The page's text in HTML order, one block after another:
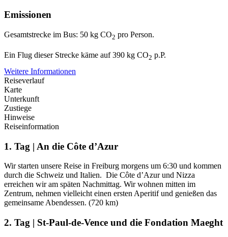
Emissionen
Gesamtstrecke im Bus: 50 kg CO2 pro Person.
Ein Flug dieser Strecke käme auf 390 kg CO2 p.P.
Weitere Informationen
Reiseverlauf
Karte
Unterkunft
Zustiege
Hinweise
Reiseinformation
1. Tag | An die Côte d’Azur
Wir starten unsere Reise in Freiburg morgens um 6:30 und kommen
durch die Schweiz und Italien. Die Côte d’Azur und Nizza
erreichen wir am späten Nachmittag. Wir wohnen mitten im
Zentrum, nehmen vielleicht einen ersten Aperitif und genießen das
gemeinsame Abendessen. (720 km)
2. Tag | St-Paul-de-Vence und die Fondation Maeght